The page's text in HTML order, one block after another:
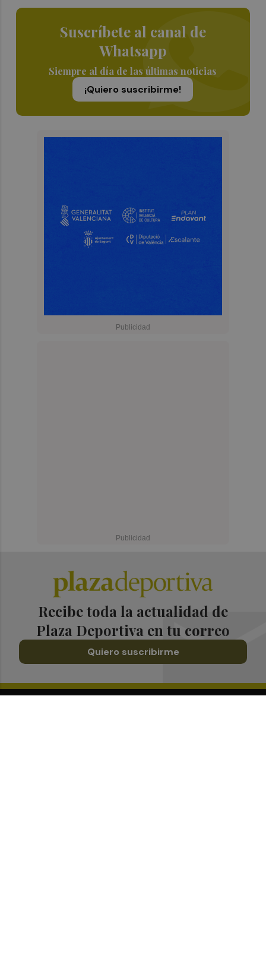
Suscríbete al canal de
Whatsapp
Siempre al día de las últimas noticias
¡Quiero suscribirme!
Recibe toda la actualidad de
Plaza Deportiva en tu correo
Quiero suscribirme